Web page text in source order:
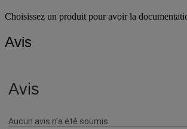
Choisissez un produit pour avoir la
Avis